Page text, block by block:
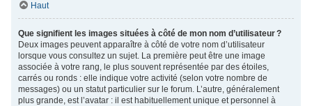
Haut
Que signifient les images situées à côté de mon nom d’utilisateur ?
Deux images peuvent apparaître à côté de votre nom d’utilisateur
lorsque vous consultez un sujet. La première peut être une image
associée à votre rang, le plus souvent représentée par des étoiles,
carrés ou ronds : elle indique votre activité (selon votre nombre de
messages) ou un statut particulier sur le forum. L’autre, généralement
plus grande, est l’avatar : il est habituellement unique et personnel à